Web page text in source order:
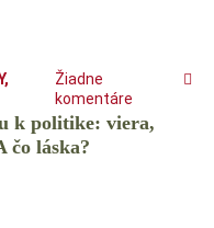
,
Žiadne
komentáre
k politike: viera,
čo láska?